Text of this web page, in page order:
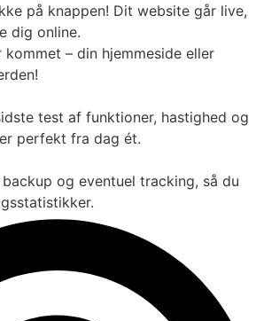
på knappen! Dit website går live,
dig online.
– din hjemmeside eller
test af funktioner, hastighed og
perfekt fra dag ét.
og eventuel tracking, så du